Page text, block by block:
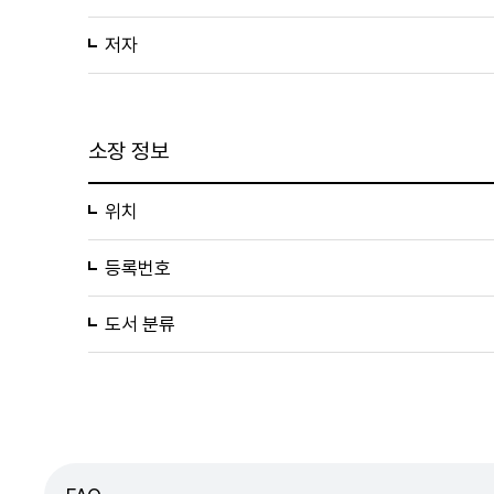
저자
소장 정보
위치
등록번호
도서 분류